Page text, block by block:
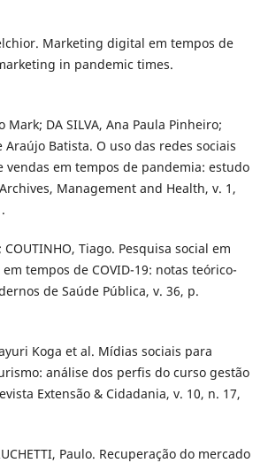
Marketing digital em tempos de
in pandemic times.
Mark; DA SILVA, Ana Paula Pinheiro;
Araújo Batista. O uso das redes sociais
vendas em tempos de pandemia: estudo
Management and Health, v. 1,
COUTINHO, Tiago. Pesquisa social em
tempos de COVID-19: notas teórico-
de Saúde Pública, v. 36, p.
Koga et al. Mídias sociais para
análise dos perfis do curso gestão
Extensão & Cidadania, v. 10, n. 17,
Paulo. Recuperação do mercado